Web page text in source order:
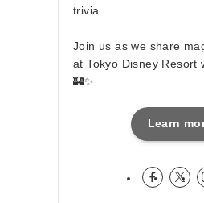
trivia
Join us as we share
at Tokyo Disney Resort
🏰✨
Learn